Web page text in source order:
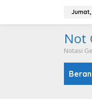
konten
Jumat,
Not
Notasi